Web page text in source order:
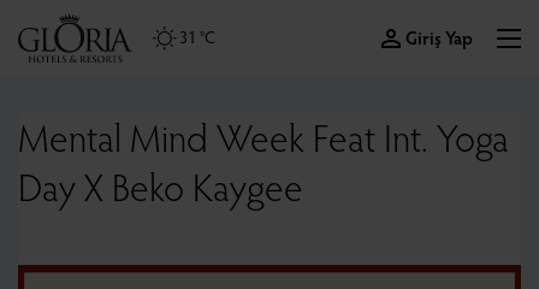
31 °C Giriş Yap
Mental Mind Week Feat Int. Yoga
Day X Beko Kaygee